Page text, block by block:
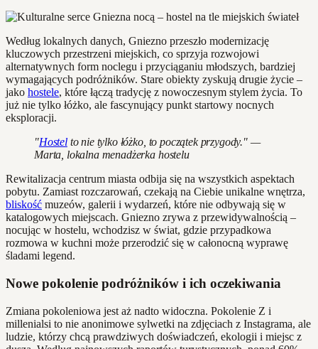
Według lokalnych danych, Gniezno przeszło modernizację
kluczowych przestrzeni miejskich, co sprzyja rozwojowi
alternatywnych form noclegu i przyciąganiu młodszych, bardziej
wymagających podróżników. Stare obiekty zyskują drugie życie –
jako hostele, które łączą tradycję z nowoczesnym stylem życia. To
już nie tylko łóżko, ale fascynujący punkt startowy nocnych
eksploracji.
"Hostelto nie tylko łóżko, to początek przygody." —
Marta, lokalna menadżerka hostelu
Rewitalizacja centrum miasta odbija się na wszystkich aspektach
pobytu. Zamiast rozczarowań, czekają na Ciebie unikalne wnętrza,
bliskość muzeów, galerii i wydarzeń, które nie odbywają się w
katalogowych miejscach. Gniezno zrywa z przewidywalnością –
nocując w hostelu, wchodzisz w świat, gdzie przypadkowa
rozmowa w kuchni może przerodzić się w całonocną wyprawę
śladami legend.
Nowe pokolenie podróżników i ich oczekiwania
Zmiana pokoleniowa jest aż nadto widoczna. Pokolenie Z i
millenialsi to nie anonimowe sylwetki na zdjęciach z Instagrama, ale
ludzie, którzy chcą prawdziwych doświadczeń, ekologii i miejsc z